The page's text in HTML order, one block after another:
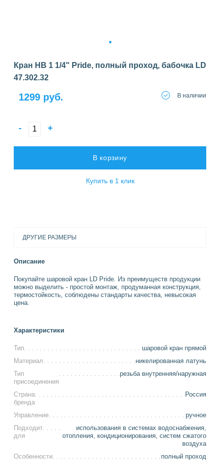
1
Кран НВ 1 1/4" Pride, полный проход, бабочка LD
47.302.32
1299 руб. В наличии
- +
В корзину
Купить в 1 клик
ДРУГИЕ РАЗМЕРЫ
Описание
Покупайте шаровой кран LD Pride. Из преимуществ продукции
можно выделить - простой монтаж, продуманная конструкция,
термостойкость, соблюдены стандарты качества, невысокая
цена.
Характеристики
Тип
шаровой кран прямой
Материал
никелированная латунь
Тип
присоединения
резьба внутренняя/наружная
Страна
бренда
Россия
Управление
ручное
Подходит
для
использования в системах водоснабжения,
отопления, кондиционирования, систем сжатого
воздуха
Особенности
полный проход